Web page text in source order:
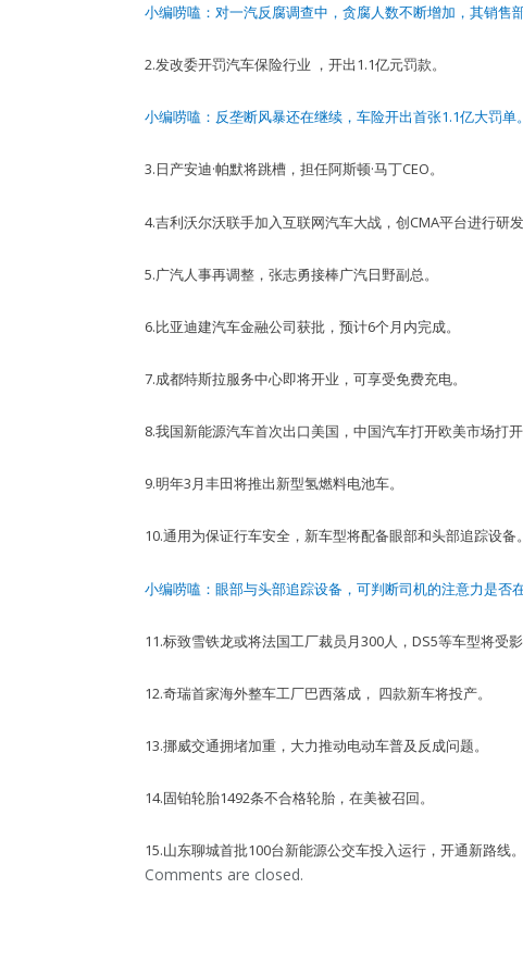
小编唠嗑：对一汽反腐调查中，贪腐人数不断增加，其销售
2.发改委开罚汽车保险行业 ，开出1.1亿元罚款。
小编唠嗑：反垄断风暴还在继续，车险开出首张1.1亿大罚单
3.日产安迪·帕默将跳槽，担任阿斯顿·马丁CEO。
4.吉利沃尔沃联手加入互联网汽车大战，创CMA平台进行研发
5.广汽人事再调整，张志勇接棒广汽日野副总。
6.比亚迪建汽车金融公司获批，预计6个月内完成。
7.成都特斯拉服务中心即将开业，可享受免费充电。
8.我国新能源汽车首次出口美国，中国汽车打开欧美市场打开
9.明年3月丰田将推出新型氢燃料电池车。
10.通用为保证行车安全，新车型将配备眼部和头部追踪设备。
小编唠嗑：眼部与头部追踪设备，可判断司机的注意力是否
11.标致雪铁龙或将法国工厂裁员月300人，DS5等车型将受影
12.奇瑞首家海外整车工厂巴西落成， 四款新车将投产。
13.挪威交通拥堵加重，大力推动电动车普及反成问题。
14.固铂轮胎1492条不合格轮胎，在美被召回。
15.山东聊城首批100台新能源公交车投入运行，开通新路线。
Comments are closed.